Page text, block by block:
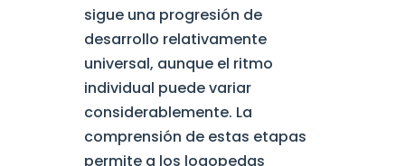
sigue una progresión de
desarrollo relativamente
universal, aunque el ritmo
individual puede variar
considerablemente. La
comprensión de estas etapas
permite a los logopedas